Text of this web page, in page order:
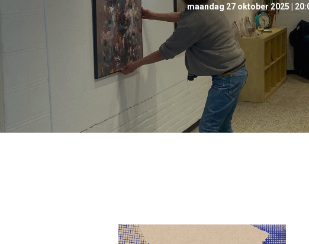
maandag 27 oktober 2025 |